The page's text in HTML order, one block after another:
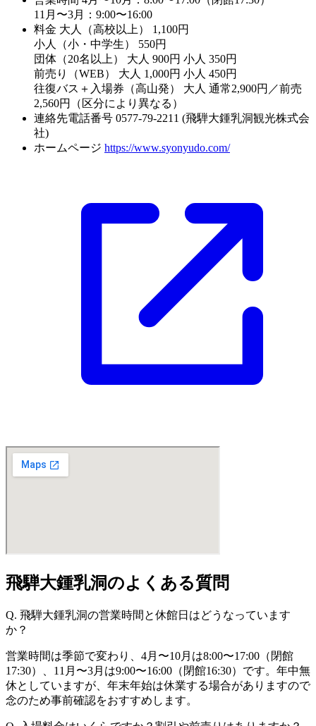
11月〜3月：9:00〜16:00
料金 大人（高校以上） 1,100円
小人（小・中学生） 550円
団体（20名以上） 大人 900円 小人 350円
前売り（WEB） 大人 1,000円 小人 450円
往復バス＋入場券（高山発） 大人 通常2,900円／前売
2,560円（区分により異なる）
連絡先電話番号 0577-79-2211 (飛騨大鍾乳洞観光株式会
社)
ホームページ https://www.syonyudo.com/
飛騨大鍾乳洞のよくある質問
Q. 飛騨大鍾乳洞の営業時間と休館日はどうなっています
か？
営業時間は季節で変わり、4月〜10月は8:00〜17:00（閉館
17:30）、11月〜3月は9:00〜16:00（閉館16:30）です。年中無
休としていますが、年末年始は休業する場合がありますので
念のため事前確認をおすすめします。